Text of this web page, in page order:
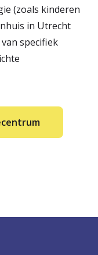
(zoals kinderen
in Utrecht
specifiek